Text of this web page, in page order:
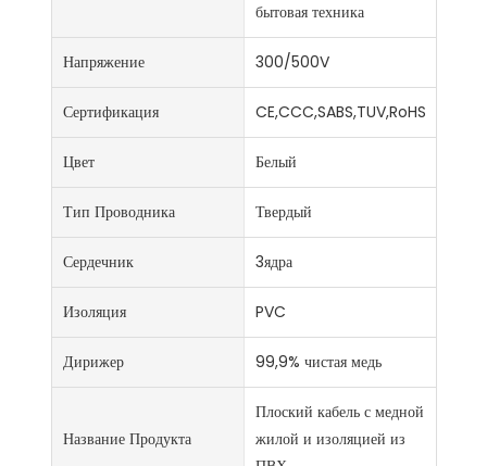
бытовая техника
Напряжение 300/500V
Сертификация CE,CCC,SABS,TUV,RoHS
Цвет Белый
Тип Проводника Твердый
Сердечник 3ядра
Изоляция PVC
Дирижер 99,9% чистая медь
Название Продукта
Плоский кабель с медной
жилой и изоляцией из